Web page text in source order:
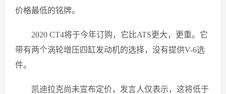
价格最低的铭牌。
2020 CT4将于今年订购，它比ATS更大，更重。它
带有两个涡轮增压四缸发动机的选择，没有提供V-6选
件。
凯迪拉克尚未宣布定价，发言人仅表示，这将低于